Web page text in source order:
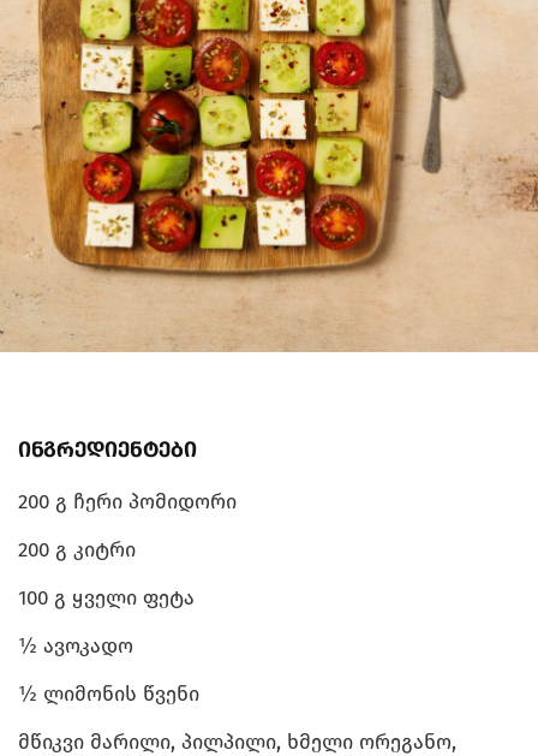
ინგრედიენტები
200 გ ჩერი პომიდორი
200 გ კიტრი
100 გ ყველი ფეტა
½ ავოკადო
½ ლიმონის წვენი
მწიკვი მარილი, პილპილი, ხმელი ორეგანო,